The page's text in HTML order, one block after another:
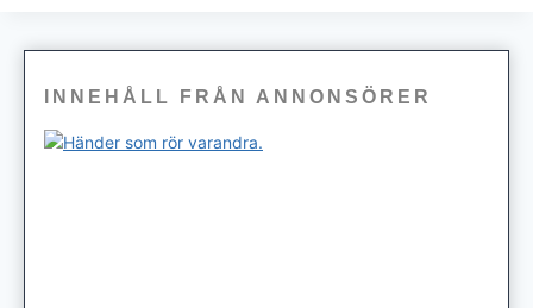
INNEHÅLL FRÅN ANNONSÖRER